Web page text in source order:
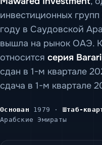
инвестиционных
году в Саудовской
вышла на рынок ОАЭ.
относится серия Barari
сдан в 1-м квартале
сдача в 1-м квартале
Основан 1979 · Штаб-
Арабские Эмираты